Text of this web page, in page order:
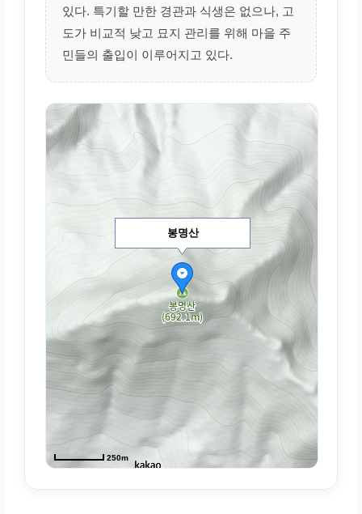
있다. 특기할 만한 경관과 식생은 없으나, 고
도가 비교적 낮고 묘지 관리를 위해 마을 주
민들의 출입이 이루어지고 있다.
봉명산
250m